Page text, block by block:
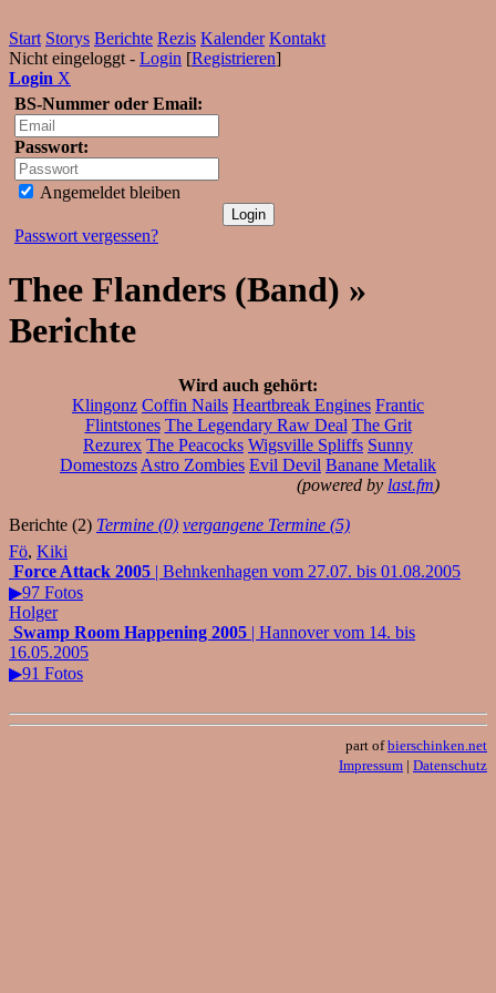
Start Storys Berichte Rezis Kalender Kontakt
Nicht eingeloggt - Login [Registrieren]
Login X
BS-Nummer oder Email:
Passwort:
Angemeldet bleiben
Passwort vergessen?
Thee Flanders (Band) »
Berichte
Wird auch gehört:
Klingonz Coffin Nails Heartbreak Engines Frantic
Flintstones The Legendary Raw Deal The Grit
Rezurex The Peacocks Wigsville Spliffs Sunny
Domestozs Astro Zombies Evil Devil Banane Metalik
(powered by last.fm)
Berichte (2) Termine (0) vergangene Termine (5)
Fö, Kiki
Force Attack 2005 | Behnkenhagen vom 27.07. bis 01.08.2005
▶97 Fotos
Holger
Swamp Room Happening 2005 | Hannover vom 14. bis
16.05.2005
▶91 Fotos
part ofbierschinken.net
Impressum | Datenschutz